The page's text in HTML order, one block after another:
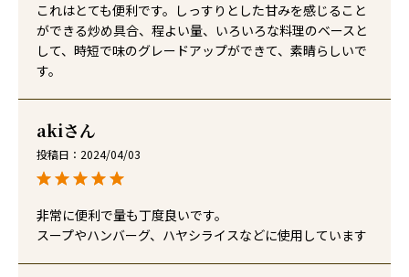
これはとても便利です。しっすりとした甘みを感じること
ができる炒め具合、程よい量、いろいろな料理のベースと
して、時短で味のグレードアップができて、素晴らしいで
す。
aki
投稿日 2024/04/03
非常に便利で量も丁度良いです。
スープやハンバーグ、ハヤシライスなどに使用しています